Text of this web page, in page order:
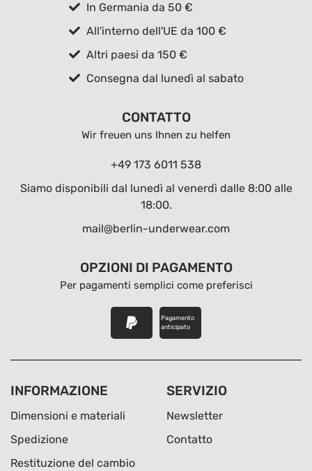
In Germania da 50 €
All'interno dell'UE da 100 €
Altri paesi da 150 €
Consegna dal lunedì al sabato
CONTATTO
Wir freuen uns Ihnen zu helfen
+49 173 6011 538
Siamo disponibili dal lunedì al venerdì dalle 8:00 alle
18:00.
mail@berlin-underwear.com
OPZIONI DI PAGAMENTO
Per pagamenti semplici come preferisci
Pagamento
anticipato
INFORMAZIONE
Dimensioni e materiali
Spedizione
Restituzione del cambio
SERVIZIO
Newsletter
Contatto